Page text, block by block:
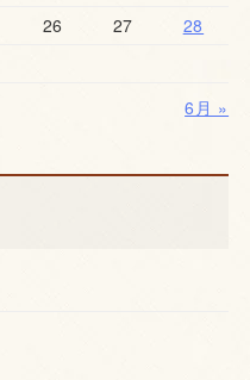
26 27
28
6月 »